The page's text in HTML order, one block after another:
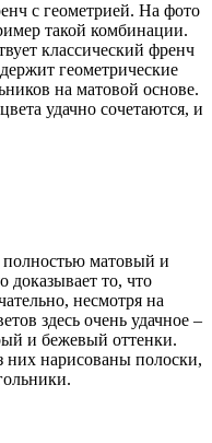
с геометрией. На фото
такой комбинации.
классический френч
геометрические
на матовой основе.
удачно сочетаются, и
полностью матовый и
доказывает то, что
несмотря на
здесь очень удачное –
и бежевый оттенки.
них нарисованы полоски,